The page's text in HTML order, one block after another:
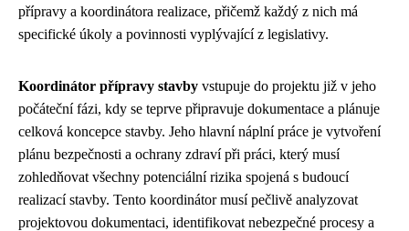
přípravy a koordinátora realizace, přičemž každý z nich má
specifické úkoly a povinnosti vyplývající z legislativy.
Koordinátor přípravy stavby vstupuje do projektu již v jeho
počáteční fázi, kdy se teprve připravuje dokumentace a plánuje
celková koncepce stavby. Jeho hlavní náplní práce je vytvoření
plánu bezpečnosti a ochrany zdraví při práci, který musí
zohledňovat všechny potenciální rizika spojená s budoucí
realizací stavby. Tento koordinátor musí pečlivě analyzovat
projektovou dokumentaci, identifikovat nebezpečné procesy a